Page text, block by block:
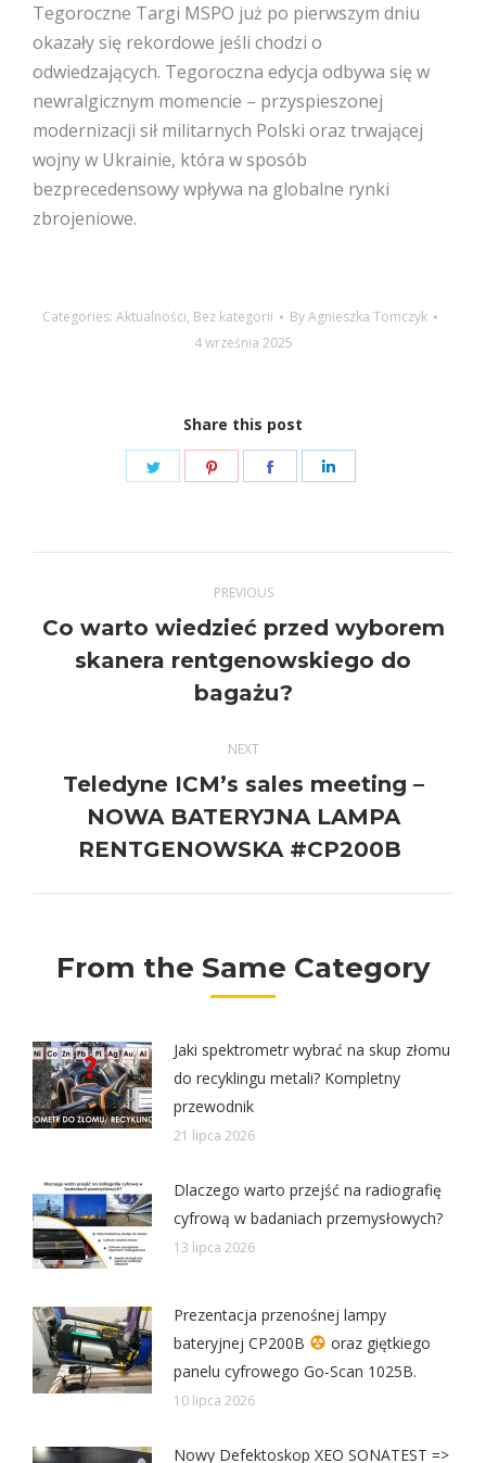
Tegoroczne Targi MSPO już po pierwszym dniu
okazały się rekordowe jeśli chodzi o
odwiedzających. Tegoroczna edycja odbywa się w
newralgicznym momencie – przyspieszonej
modernizacji sił militarnych Polski oraz trwającej
wojny w Ukrainie, która w sposób
bezprecedensowy wpływa na globalne rynki
zbrojeniowe.
Categories: Aktualności, Bez kategorii ByAgnieszka Tomczyk
4 września 2025
Share this post
Share
Share
Share
navigation
PREVIOUS
Previous
post:
Co warto wiedzieć przed wyborem
skanera rentgenowskiego do
bagażu?
NEXT
Next
post:
Teledyne ICM’s sales meeting –
NOWA BATERYJNA LAMPA
RENTGENOWSKA #CP200B
From the Same Category
Jaki spektrometr wybrać na skup złomu
do recyklingu metali? Kompletny
przewodnik
21 lipca 2026
Dlaczego warto przejść na radiografię
cyfrową w badaniach przemysłowych?
13 lipca 2026
Prezentacja przenośnej lampy
bateryjnej CP200B
oraz giętkiego
panelu cyfrowego Go-Scan 1025B.
10 lipca 2026
Nowy Defektoskop XEO SONATEST =>